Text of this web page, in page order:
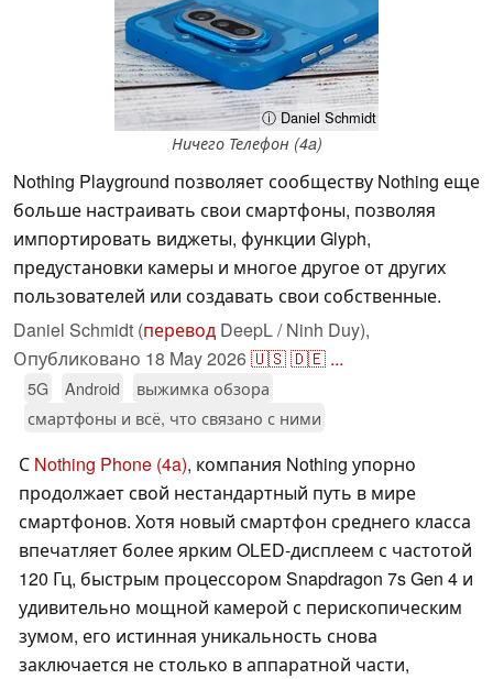
ⓘ Daniel Schmidt
Ничего Телефон (4a)
Nothing Playground позволяет сообществу Nothing еще
больше настраивать свои смартфоны, позволяя
импортировать виджеты, функции Glyph,
предустановки камеры и многое другое от других
пользователей или создавать свои собственные.
Daniel Schmidt (перевод DeepL / Ninh Duy),
Опубликовано 18 May 2026🇺🇸🇩🇪 ...
5G Android
выжимка обзора
смартфоны и всё, что связано с ними
С Nothing Phone (4a), компания Nothing упорно
продолжает свой нестандартный путь в мире
смартфонов. Хотя новый смартфон среднего класса
впечатляет более ярким OLED-дисплеем с частотой
120 Гц, быстрым процессором Snapdragon 7s Gen 4 и
удивительно мощной камерой с перископическим
зумом, его истинная уникальность снова
заключается не столько в аппаратной части,